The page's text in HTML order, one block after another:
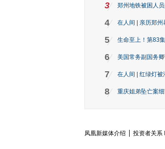
3 郑州地铁被困人
4 在人间 | 亲历郑
5 生命至上！第83
6 美国常务副国务
7 在人间 | 红绿灯
8 重庆姐弟坠亡案
凤凰新媒体介绍 投资者关系